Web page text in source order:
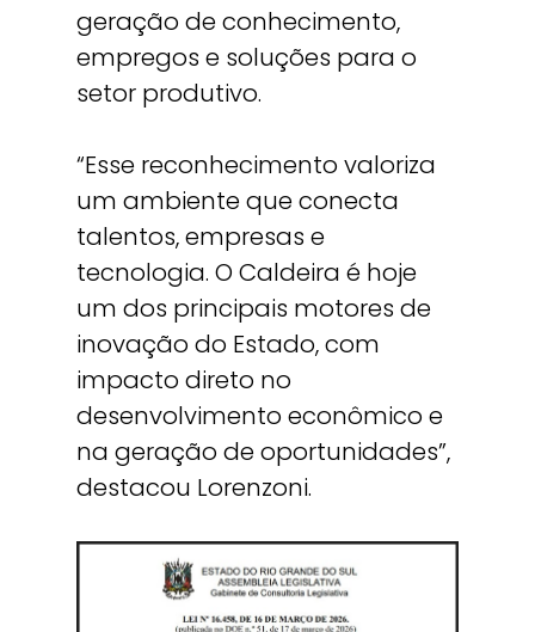
geração de conhecimento,
empregos e soluções para o
setor produtivo.
“Esse reconhecimento valoriza
um ambiente que conecta
talentos, empresas e
tecnologia. O Caldeira é hoje
um dos principais motores de
inovação do Estado, com
impacto direto no
desenvolvimento econômico e
na geração de oportunidades”,
destacou Lorenzoni.